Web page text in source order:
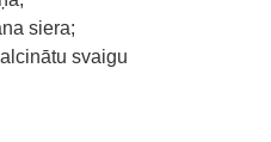
siera;
svaigu